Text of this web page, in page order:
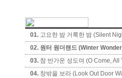
01. 고요한 밤 거룩한 밤 (Silent
02. 원터 원더랜드 (Winter
03. 참 반가운 성도여 (O Come, All
04. 창밖을 보라 (Look Out Door